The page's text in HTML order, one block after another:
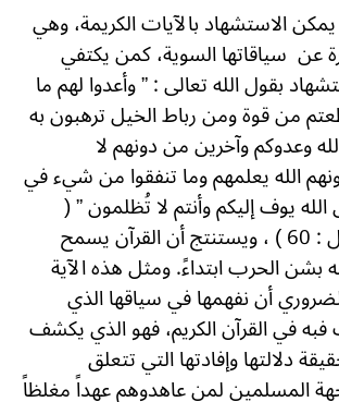
يمكن الاستشهاد بالآيات الكريمة، وهي
عن سياقاتها السوية، كمن يكتفي
بقول الله تعالى : ” وأعدوا لهم ما
من قوة ومن رباط الخيل ترهبون به
وعدوكم وآخرين من دونهم لا
الله يعلمهم وما تنفقوا من شيء في
يوف إليكم وأنتم لا تُظلمون ” (
الأنفال : 60 ) ، ويستنتج أن القرآن يسمح
بشن الحرب ابتداءً. ومثل هذه الآية
أن نفهمها في سياقها الذي
في القرآن الكريم، فهو الذي يكشف
دلالتها وإفادتها التي تتعلق
المسلمين لمن عاهدوهم عهداً مغلظاً